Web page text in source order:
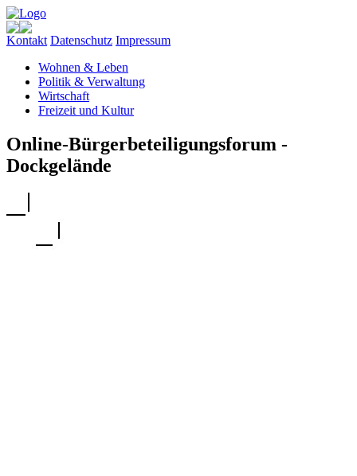
Kontakt Datenschutz Impressum
Wohnen & Leben
Politik & Verwaltung
Wirtschaft
Freizeit und Kultur
Online-Bürgerbeteiligungsforum -
Dockgelände